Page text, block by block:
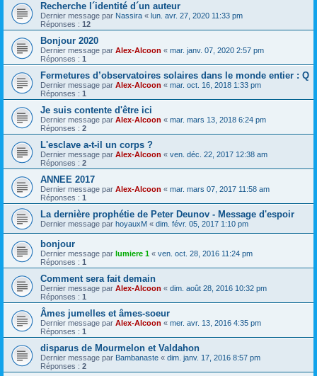
Recherche l´identité d´un auteur
Dernier message par Nassira « lun. avr. 27, 2020 11:33 pm
Réponses : 12
Bonjour 2020
Dernier message par Alex-Alcoon « mar. janv. 07, 2020 2:57 pm
Réponses : 1
Fermetures d’observatoires solaires dans le monde entier : Q
Dernier message par Alex-Alcoon « mar. oct. 16, 2018 1:33 pm
Réponses : 1
Je suis contente d'être ici
Dernier message par Alex-Alcoon « mar. mars 13, 2018 6:24 pm
Réponses : 2
L'esclave a-t-il un corps ?
Dernier message par Alex-Alcoon « ven. déc. 22, 2017 12:38 am
Réponses : 2
ANNEE 2017
Dernier message par Alex-Alcoon « mar. mars 07, 2017 11:58 am
Réponses : 1
La dernière prophétie de Peter Deunov - Message d'espoir
Dernier message par hoyauxM « dim. févr. 05, 2017 1:10 pm
bonjour
Dernier message par lumiere 1 « ven. oct. 28, 2016 11:24 pm
Réponses : 1
Comment sera fait demain
Dernier message par Alex-Alcoon « dim. août 28, 2016 10:32 pm
Réponses : 1
Âmes jumelles et âmes-soeur
Dernier message par Alex-Alcoon « mer. avr. 13, 2016 4:35 pm
Réponses : 1
disparus de Mourmelon et Valdahon
Dernier message par Bambanaste « dim. janv. 17, 2016 8:57 pm
Réponses : 2